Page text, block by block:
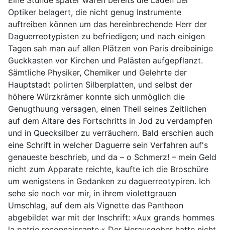
Optiker belagert, die nicht genug Instrumente
auftreiben können um das hereinbrechende Herr der
Daguerreotypisten zu befriedigen; und nach einigen
Tagen sah man auf allen Plätzen von Paris dreibeinige
Guckkasten vor Kirchen und Palästen aufgepflanzt.
Sämtliche Physiker, Chemiker und Gelehrte der
Hauptstadt polirten Silberplatten, und selbst der
höhere Würzkrämer konnte sich unmöglich die
Genugthuung versagen, einen Theil seines Zeitlichen
auf dem Altare des Fortschritts in Jod zu verdampfen
und in Quecksilber zu verräuchern. Bald erschien auch
eine Schrift in welcher Daguerre sein Verfahren auf's
genaueste beschrieb, und da – o Schmerz! – mein Geld
nicht zum Apparate reichte, kaufte ich die Broschüre
um wenigstens in Gedanken zu daguerreotypiren. Ich
sehe sie noch vor mir, in ihrem violettgrauen
Umschlag, auf dem als Vignette das Pantheon
abgebildet war mit der Inschrift: »Aux grands hommes